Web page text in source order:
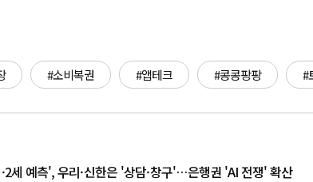
#소비복권 #앱테크 #콩콩팡팡 #
세 예측', 우리·신한은 '상담·창구'…은행권 'AI 전쟁' 확산